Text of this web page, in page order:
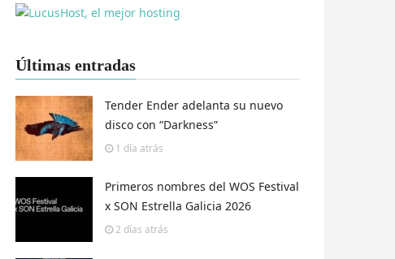
Últimas entradas
Tender Ender adelanta su nuevo
disco con “Darkness”
1 día atrás
Primeros nombres del WOS Festival
x SON Estrella Galicia 2026
2 días atrás